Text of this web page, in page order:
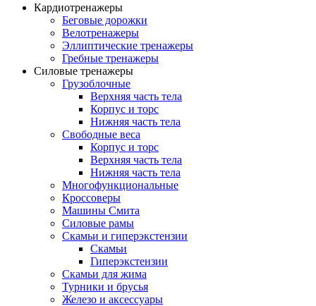
Кардиотренажеры
Беговые дорожки
Велотренажеры
Эллиптические тренажеры
Гребные тренажеры
Силовые тренажеры
Грузоблочные
Верхняя часть тела
Корпус и торс
Нижняя часть тела
Свободные веса
Корпус и торс
Верхняя часть тела
Нижняя часть тела
Многофункциональные
Кроссоверы
Машины Смита
Силовые рамы
Скамьи и гиперэкстензии
Скамьи
Гиперэкстензии
Скамьи для жима
Турники и брусья
Железо и аксессуары